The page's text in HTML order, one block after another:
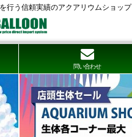
行う信頼実績のアクアリウムショップ
問い合わせ